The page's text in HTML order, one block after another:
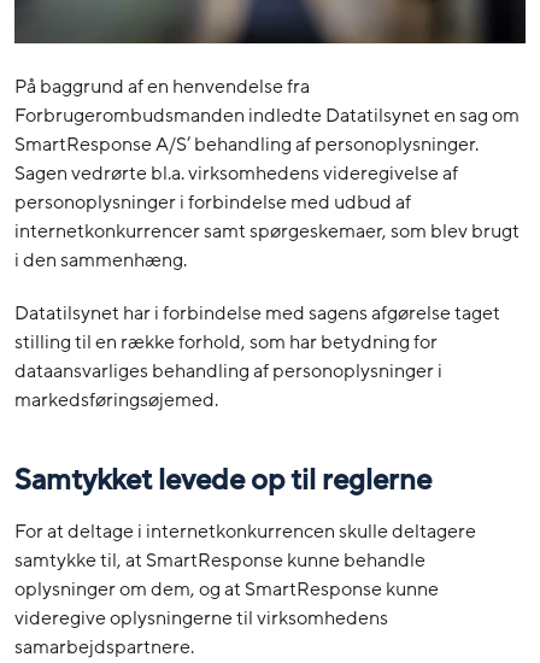
På baggrund af en henvendelse fra
Forbrugerombudsmanden indledte Datatilsynet en sag om
SmartResponse A/S’ behandling af personoplysninger.
Sagen vedrørte bl.a. virksomhedens videregivelse af
personoplysninger i forbindelse med udbud af
internetkonkurrencer samt spørgeskemaer, som blev brugt
i den sammenhæng.
Datatilsynet har i forbindelse med sagens afgørelse taget
stilling til en række forhold, som har betydning for
dataansvarliges behandling af personoplysninger i
markedsføringsøjemed.
Samtykket levede op til reglerne
For at deltage i internetkonkurrencen skulle deltagere
samtykke til, at SmartResponse kunne behandle
oplysninger om dem, og at SmartResponse kunne
videregive oplysningerne til virksomhedens
samarbejdspartnere.